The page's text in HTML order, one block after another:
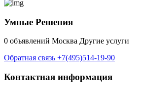
Умные Решения
0 объявлений Москва Другие услуги
Обратная связь +7(495)514-19-90
Контактная информация